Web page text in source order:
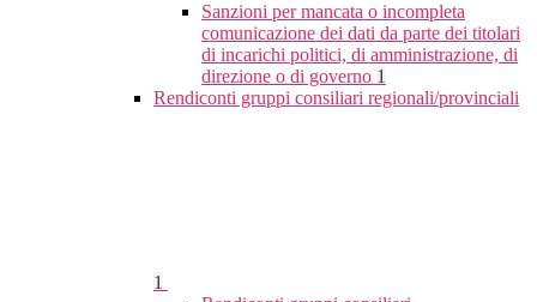
Sanzioni per mancata o incompleta
comunicazione dei dati da parte dei titolari
di incarichi politici, di amministrazione, di
direzione o di governo 1
Rendiconti gruppi consiliari regionali/provinciali
1